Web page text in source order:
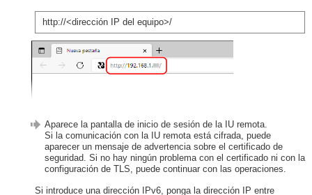
http://<dirección IP del equipo>/
Aparece la pantalla de inicio de sesión de la IU remota.
Si la comunicación con la IU remota está cifrada, puede
aparecer un mensaje de advertencia sobre el certificado de
seguridad. Si no hay ningún problema con el certificado ni con la
configuración de TLS, puede continuar con las operaciones.
Si introduce una dirección IPv6, ponga la dirección IP entre